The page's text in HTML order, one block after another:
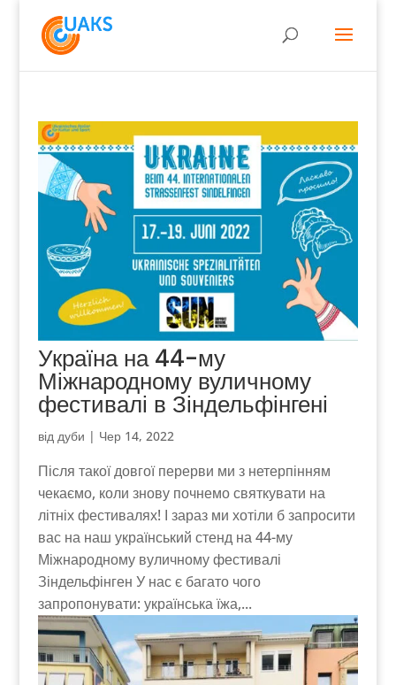
Україна на 44-му
Міжнародному вуличному
фестивалі в Зіндельфінгені
від дуби | Чер 14, 2022
Після такої довгої перерви ми з нетерпінням
чекаємо, коли знову почнемо святкувати на
літніх фестивалях! І зараз ми хотіли б запросити
вас на наш український стенд на 44-му
Міжнародному вуличному фестивалі
Зіндельфінген У нас є багато чого
запропонувати: українська їжа,...